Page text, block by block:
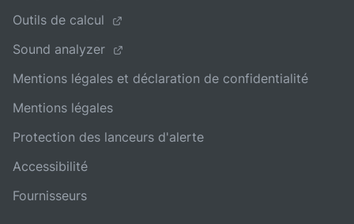
Outils de calcul
Sound analyzer
Mentions légales et déclaration de confidentialité
Mentions légales
Protection des lanceurs d'alerte
Accessibilité
Fournisseurs